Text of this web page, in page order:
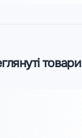
товари